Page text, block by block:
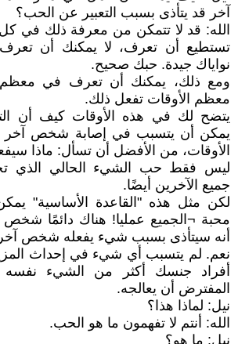
آخر قد يتأذى بسبب التعبير عن الحب؟
الله: قد لا تتمكن من معرفة ذلك في كل
تستطيع أن تعرف، لا يمكنك أن
نواياك جيدة. حبك صحيح.
ومع ذلك، يمكنك أن تعرف في معظم
معظم الأوقات تفعل ذلك.
يتضح لك في هذه الأوقات كيف أن
يمكن أن يتسبب في إصابة شخص آخر
الأوقات، من الأفضل أن تسأل: ماذا
ليس فقط حب الشيء الحالي الذي
جميع الآخرين أيضًا.
لكن مثل هذه "القاعدة الأساسية"
محبة ¬الجميع عمليا! هناك دائمًا
أنه سيتأذى بسبب شيء يفعله شخص
نعم. لم يتسبب أي شيء في إحداث
أفراد جنسك أكثر من الشيء
المفترض أن يعالجه.
نيل: لماذا هذا؟
الله: أنتم لا تفهمون ما هو الحب.
نيل: ما هو؟